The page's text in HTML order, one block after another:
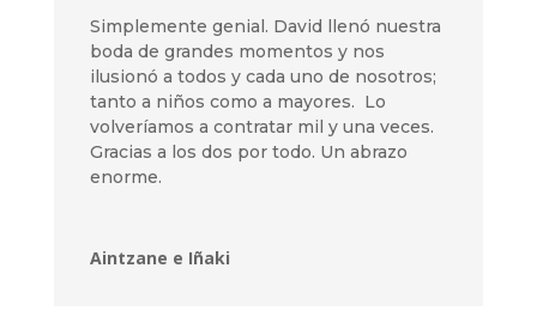
Simplemente genial. David llenó nuestra
boda de grandes momentos y nos
ilusionó a todos y cada uno de nosotros;
tanto a niños como a mayores. Lo
volveríamos a contratar mil y una veces.
Gracias a los dos por todo. Un abrazo
enorme.
Aintzane e Iñaki